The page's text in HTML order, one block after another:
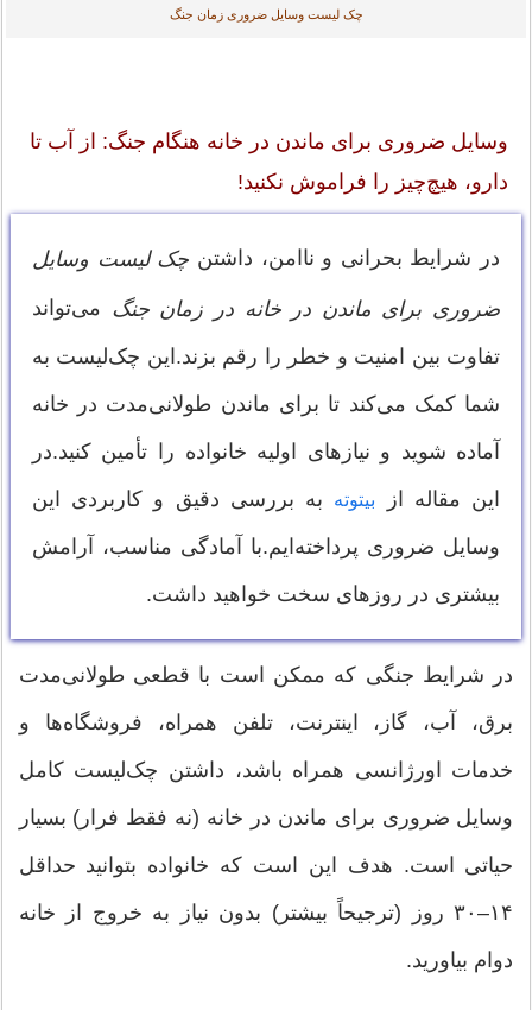
چک لیست وسایل ضروری زمان جنگ
وسایل ضروری برای ماندن در خانه هنگام جنگ: از آب تا
دارو، هیچ‌چیز را فراموش نکنید!
در شرایط بحرانی و ناامن، داشتن چک لیست وسایل
ضروری برای ماندن در خانه در زمان جنگ می‌تواند
تفاوت بین امنیت و خطر را رقم بزند.این چک‌لیست به
شما کمک می‌کند تا برای ماندن طولانی‌مدت در خانه
آماده شوید و نیازهای اولیه خانواده را تأمین کنید.در
این مقاله از
بیتوته
به بررسی دقیق و کاربردی این
وسایل ضروری پرداخته‌ایم.با آمادگی مناسب، آرامش
بیشتری در روزهای سخت خواهید داشت.
در شرایط جنگی که ممکن است با قطعی طولانی‌مدت
برق، آب، گاز، اینترنت، تلفن همراه، فروشگاه‌ها و
خدمات اورژانسی همراه باشد، داشتن چک‌لیست کامل
وسایل ضروری برای ماندن در خانه (نه فقط فرار) بسیار
حیاتی است. هدف این است که خانواده بتوانید حداقل
۱۴–۳۰ روز (ترجیحاً بیشتر) بدون نیاز به خروج از خانه
دوام بیاورید.